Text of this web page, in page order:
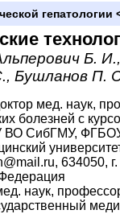
гепатологии
Б.
Бушланов П.
мед. наук,
болезней с
ВО СибГМУ,
634050, г.
наук,